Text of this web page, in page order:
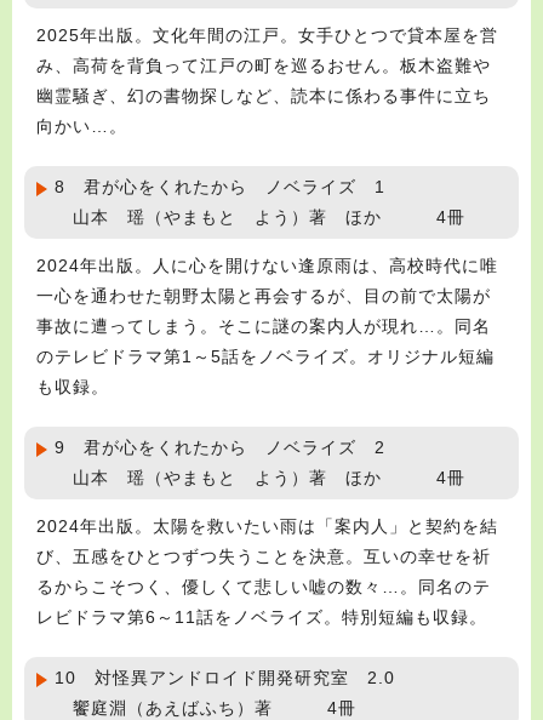
2025年出版。文化年間の江戸。女手ひとつで貸本屋を営
み、高荷を背負って江戸の町を巡るおせん。板木盗難や
幽霊騒ぎ、幻の書物探しなど、読本に係わる事件に立ち
向かい…。
8 君が心をくれたから ノベライズ 1
山本 瑶（やまもと よう）著 ほか 4冊
2024年出版。人に心を開けない逢原雨は、高校時代に唯
一心を通わせた朝野太陽と再会するが、目の前で太陽が
事故に遭ってしまう。そこに謎の案内人が現れ…。同名
のテレビドラマ第1～5話をノベライズ。オリジナル短編
も収録。
9 君が心をくれたから ノベライズ 2
山本 瑶（やまもと よう）著 ほか 4冊
2024年出版。太陽を救いたい雨は「案内人」と契約を結
び、五感をひとつずつ失うことを決意。互いの幸せを祈
るからこそつく、優しくて悲しい嘘の数々…。同名のテ
レビドラマ第6～11話をノベライズ。特別短編も収録。
10 対怪異アンドロイド開発研究室 2.0
饗庭淵（あえばふち）著 4冊